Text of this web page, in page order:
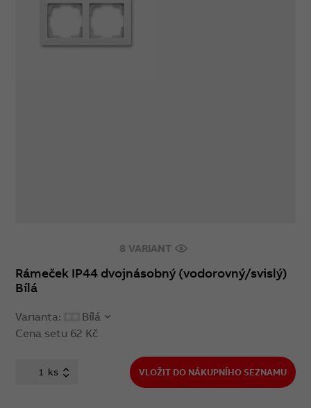
8 VARIANT
Rámeček IP44 dvojnásobný (vodorovný/svislý)
Bílá
Varianta:
Bílá
Cena setu 62 Kč
ks VLOŽIT DO NÁKUPNÍHO SEZNAMU